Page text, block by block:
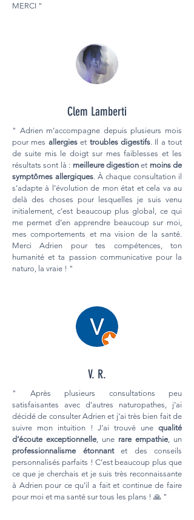
MERCI "
Clem Lamberti
" Adrien m’accompagne depuis plusieurs mois
pour mes allergieset troubles digestifs. Il a tout
de suite mis le doigt sur mes faiblesses et les
résultats sont là : meilleure digestionet moins de
symptômes allergiques. À chaque consultation il
s’adapte à l’évolution de mon état et cela va au
delà des choses pour lesquelles je suis venu
initialement, c’est beaucoup plus global, ce qui
me permet d’en apprendre beaucoup sur moi,
mes comportements et ma vision de la santé.
Merci Adrien pour tes compétences, ton
humanité et ta passion communicative pour la
naturo, la vraie ! "
V. R.
" Après plusieurs consultations peu
satisfaisantes avec d’autres naturopathes, j’ai
décidé de consulter Adrien et j’ai très bien fait de
suivre mon intuition ! J’ai trouvé une qualité
d’écoute exceptionnelle, une rare empathie, un
professionnalisme étonnantet des conseils
personnalisés parfaits ! C’est beaucoup plus que
ce que je cherchais et je suis très reconnaissante
à Adrien pour ce qu’il a fait et continue de faire
pour moi et ma santé sur tous les plans ! 🙏 "